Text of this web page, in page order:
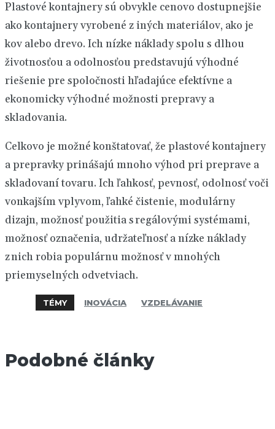
Plastové kontajnery sú obvykle cenovo dostupnejšie
ako kontajnery vyrobené z iných materiálov, ako je
kov alebo drevo. Ich nízke náklady spolu s dlhou
životnosťou a odolnosťou predstavujú výhodné
riešenie pre spoločnosti hľadajúce efektívne a
ekonomicky výhodné možnosti prepravy a
skladovania.
Celkovo je možné konštatovať, že plastové kontajnery
a prepravky prinášajú mnoho výhod pri preprave a
skladovaní tovaru. Ich ľahkosť, pevnosť, odolnosť voči
vonkajším vplyvom, ľahké čistenie, modulárny
dizajn, možnosť použitia s regálovými systémami,
možnosť označenia, udržateľnosť a nízke náklady
z nich robia populárnu možnosť v mnohých
priemyselných odvetviach.
TÉMY INOVÁCIA VZDELÁVANIE
Podobné články